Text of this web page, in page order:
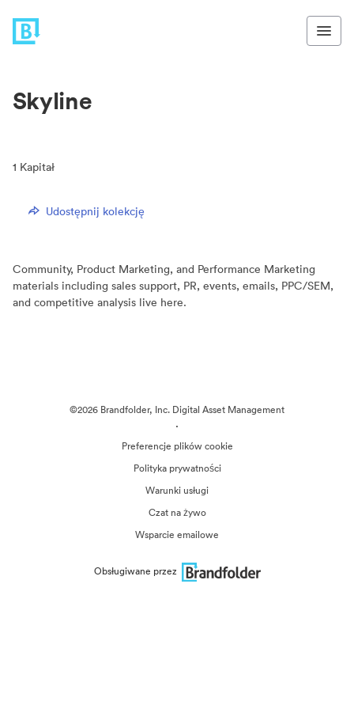
Skyline
1 Kapitał
Udostępnij kolekcję
Community, Product Marketing, and Performance Marketing
materials including sales support, PR, events, emails, PPC/SEM,
and competitive analysis live here.
©2026 Brandfolder, Inc. Digital Asset Management
·
Preferencje plików cookie
Polityka prywatności
Warunki usługi
Czat na żywo
Wsparcie emailowe
Obsługiwane przez